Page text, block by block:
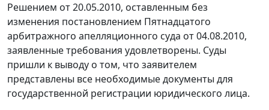
Решением от 20.05.2010, оставленным без
изменения постановлением Пятнадцатого
арбитражного апелляционного суда от 04.08.2010,
заявленные требования удовлетворены. Суды
пришли к выводу о том, что заявителем
представлены все необходимые документы для
государственной регистрации юридического лица.